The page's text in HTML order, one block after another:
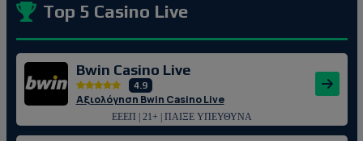
Top 5 Casino Live
Bwin Casino Live
4.9
Αξιολόγηση Bwin Casino Live
ΕΕΕΠ | 21+ | ΠΑΙΞΕ ΥΠΕΥΘΥΝΑ